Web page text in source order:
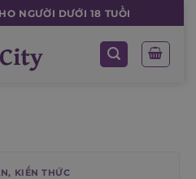
NGƯỜI DƯỚI 18 TUỔI
, KIẾN THỨC